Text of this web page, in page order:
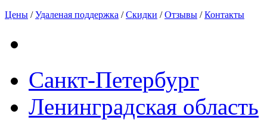
Цены /Удаленая поддержка /Скидки /Отзывы /Контакты
Санкт-Петербург
Ленинградская область